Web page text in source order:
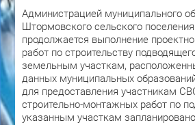
Администрацией муниципального
Штормовского сельского
продолжается выполнение
работ по строительству
земельным участкам,
данных муниципальных
для предоставления участникам
строительно-монтажных работ по
указанным участкам